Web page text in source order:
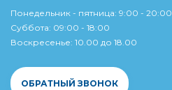
Понедельник - пятница: 9:00 - 20:00
Суббота: 09:00 - 18:00
Воскресенье: 10.00 до 18.00
ОБРАТНЫЙ ЗВОНОК